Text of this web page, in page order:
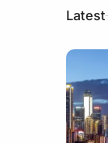
Latest